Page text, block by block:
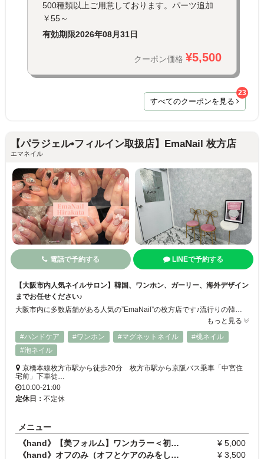
500種類以上ご用意しております。パーツ追加
￥55～
有効期限2026年08月31日
クーポン価格 ¥5,500
すべてのクーポンを見る
23
【パラジェル•フィルイン取扱店】EmaNail 枚方店
エマネイル
電話で予約する LINEで予約する
【大阪市内人気ネイルサロン】韓国、ワンホン、ガーリー、海外デザイン
までお任せください♪
もっと見る
#ハンドケア
#ワンホン #マグネットネイル
#桃ネイル
#泡ネイル
京橋本線枚方市駅から徒歩20分 枚方市駅から京阪バス乗車「中宮住
宅前」下車徒…
10:00-21:00
定休日： 不定休
メニュー
《hand》【美フォルム】ワンカラー＜初回オフ無料＞
¥ 5,000
《hand》オフのみ（オフとケアのみをしたい方に）
¥ 3,500